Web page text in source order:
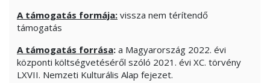
A támogatás formája: vissza nem térítendő
támogatás
A támogatás forrása: a Magyarország 2022. évi
központi költségvetéséről szóló 2021. évi XC. törvény
LXVII. Nemzeti Kulturális Alap fejezet.